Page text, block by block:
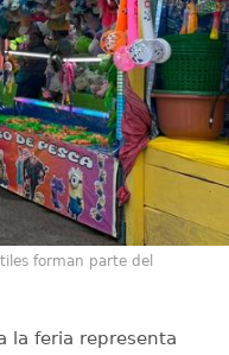
forman parte del
la feria representa